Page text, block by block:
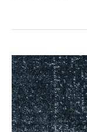
Cosmic